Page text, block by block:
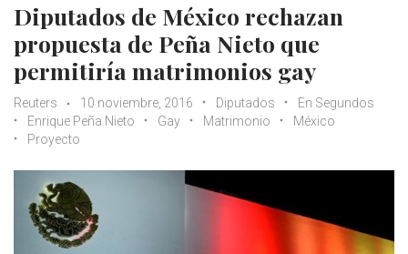
Diputados de México rechazan
propuesta de Peña Nieto que
permitiría matrimonios gay
Reuters 10 noviembre, 2016 Diputados
En Segundos
Enrique Peña Nieto
Gay Matrimonio
México
Proyecto